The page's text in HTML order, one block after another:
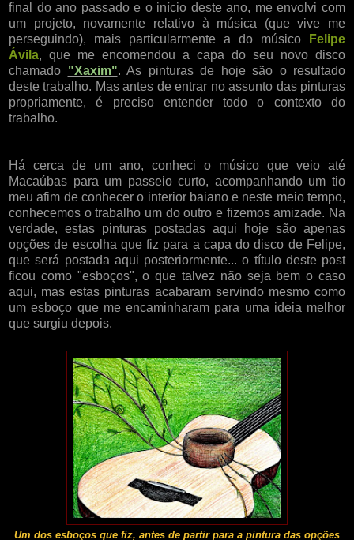
final do ano passado e o início deste ano, me envolvi com
um projeto, novamente relativo à música (que vive me
perseguindo), mais particularmente a do músico
Felipe
Ávila, que me encomendou a capa do seu novo disco
chamado "Xaxim". As pinturas de hoje são o resultado
deste trabalho. Mas antes de entrar no assunto das pinturas
propriamente, é preciso entender todo o contexto do
trabalho.
Há cerca de um ano, conheci o músico que veio até
Macaúbas para um passeio curto, acompanhando um tio
meu afim de conhecer o interior baiano e neste meio tempo,
conhecemos o trabalho um do outro e fizemos amizade. Na
verdade, estas pinturas postadas aqui hoje são apenas
opções de escolha que fiz para a capa do disco de Felipe,
que será postada aqui posteriormente... o título deste post
ficou como "esboços", o que talvez não seja bem o caso
aqui, mas estas pinturas acabaram servindo mesmo como
um esboço que me encaminharam para uma ideia melhor
que surgiu depois.
Um dos esboços que fiz, antes de partir para a pintura das opções